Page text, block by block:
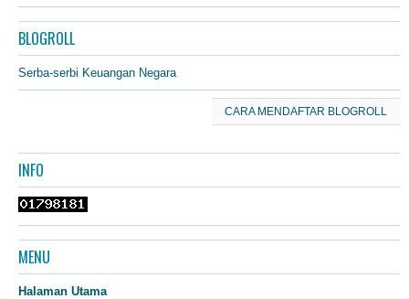
BLOGROLL
Serba-serbi Keuangan Negara
CARA MENDAFTAR BLOGROLL
INFO
MENU
Halaman Utama